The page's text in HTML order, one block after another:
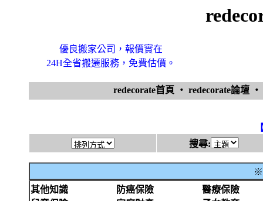
優良搬家公司，報價實在
24H全省搬遷服務，免費估價。
redecorate首頁 ‧ redecorate論壇 ‧
搜尋:
※
其他知識
防癌保險
醫療保險